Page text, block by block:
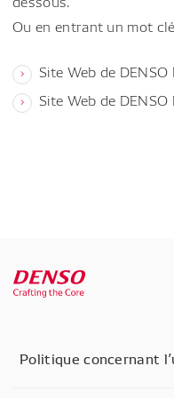
Ou en entrant un mot
Site Web de
Site Web de
Politique concernant